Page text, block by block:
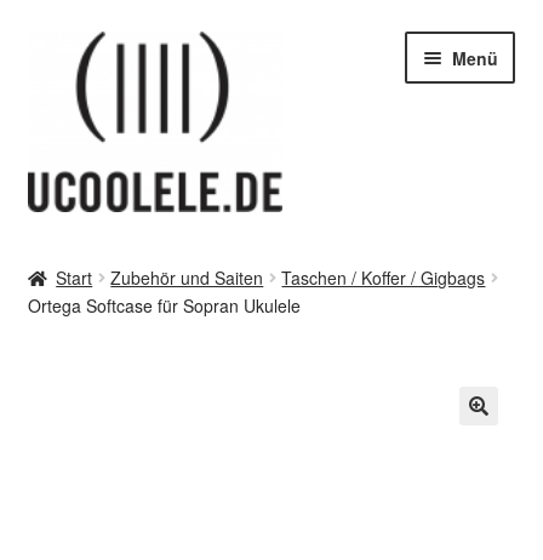
Navigation
springen
springen
Menü
Tipps
öffnen
Start Zubehör und Saiten
Taschen / Koffer / Gigbags
Ortega Softcase für Sopran Ukulele